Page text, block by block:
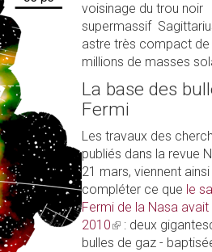
voisinage du trou noir
supermassif
astre très compact de
millions de masses
La base des
Fermi
Les travaux des
publiés dans la revue
21 mars, viennent ainsi
compléter ce que le
Fermi de la Nasa avait
2010(link
is
: deux
bulles de gaz -